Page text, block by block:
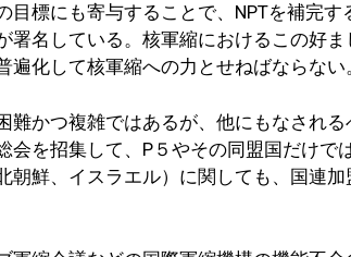
目標にも寄与することで、NPTを補完す
署名している。核軍縮におけるこの好
化して核軍縮への力とせねばならない
かつ複雑ではあるが、他にもなされる
会を招集して、P５やその同盟国だけで
朝鮮、イスラエル）に関しても、国連